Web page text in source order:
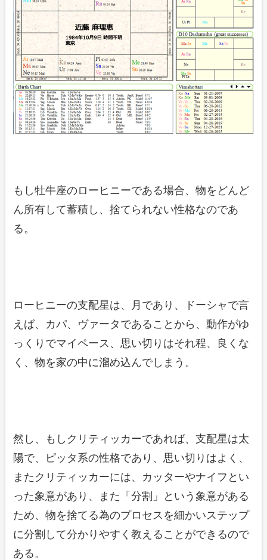
もし牡牛座のローヒニーである場合、物をどんど
ん所有して蓄積し、捨てられない性格なのであ
る。
ローヒニーの支配星は、月であり、ドーシャで言
えば、カパ、ヴァータであることから、動作がゆ
っくりでマイペース、思い切りはそれ程、良くな
く、物を家の中に溜め込んでしまう。
然し、もしクリティッカーであれば、支配星は太
陽で、ピッタ系の性格であり、思い切りはよく、
またクリティッカーには、カッターやナイフとい
った象意があり、また「分割」という象意がある
ため、物を捨てる為のプロセスを細かいステップ
に分割して分かりやすく教えることができるので
ある。